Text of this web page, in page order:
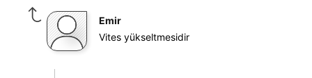
Emir
Vites yükseltmesidir